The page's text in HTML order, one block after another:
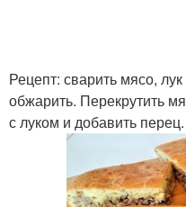
Рецепт: сварить мясо,
обжарить. Перекрутить
с луком и добавить